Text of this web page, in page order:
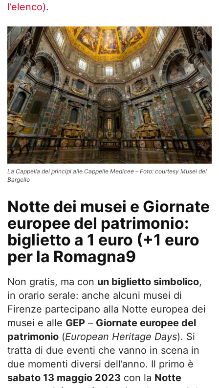
l’elenco).
La Cappella dei principi alle Cappelle Medicee – Foto: courtesy Musei del
Bargello
Notte dei musei e Giornate
europee del patrimonio:
biglietto a 1 euro (+1 euro
per la Romagna9
Non gratis, ma con un biglietto simbolico,
in orario serale: anche alcuni musei di
Firenze partecipano alla Notte europea dei
musei e alle GEP – Giornate europee del
patrimonio (European Heritage Days). Si
tratta di due eventi che vanno in scena in
due momenti diversi dell’anno. Il primo è
sabato 13 maggio 2023 con la Notte